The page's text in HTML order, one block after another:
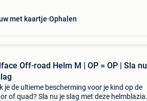
met kaartje Ophalen
Off-road Helm M | OP = OP | Sla nu
je de ultieme bescherming voor je kind op de
of quad? Sla nu je slag met deze helmblazia